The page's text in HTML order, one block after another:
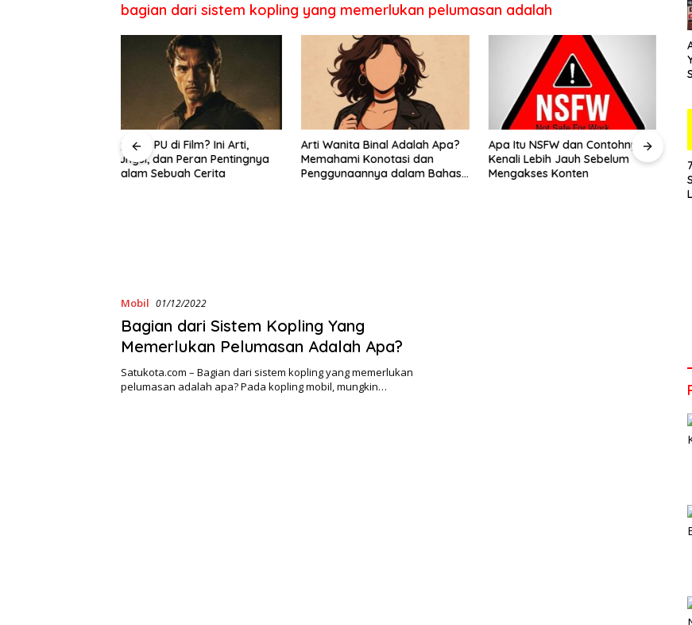
bagian dari sistem kopling yang memerlukan pelumasan adalah
Arti Wanita Binal Adalah Apa?
Memahami Konotasi dan
Penggunaannya dalam Bahasa
Apa Itu NSFW dan Contohnya?
Kenali Lebih Jauh Sebelum
Mengakses Konten
Apa yang Dimaksud dengan
Barang Ready Stock dalam
Jual Beli Online?
Mobil 01/12/2022
Bagian dari Sistem Kopling Yang
Memerlukan Pelumasan Adalah Apa?
Satukota.com – Bagian dari sistem kopling yang memerlukan
pelumasan adalah apa? Pada kopling mobil, mungkin…